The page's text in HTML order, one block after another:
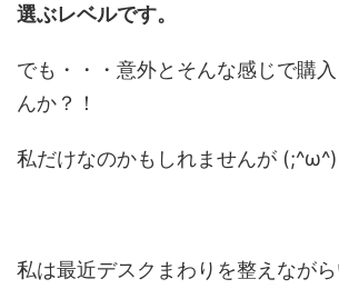
選ぶレベルです。
でも・・・意外とそんな感じで購
んか？！
私だけなのかもしれませんが (;^ω^)
私は最近デスクまわりを整えなが